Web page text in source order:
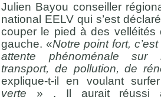
Julien Bayou conseiller
national EELV qui s’est
couper le pied à des velléités
gauche. «Notre point fort,
attente phénoménale
transport, de pollution, de
explique-t-il en voulant
verte » . Il aurait réussi